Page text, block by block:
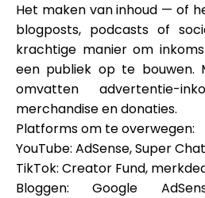
Het maken van inhoud — of
blogposts, podcasts of
krachtige manier om
een publiek op te bouwen.
omvatten advertentie-
merchandise en donaties.
Platforms om te overwegen:
YouTube: AdSense, Super
TikTok: Creator Fund,
Bloggen: Google